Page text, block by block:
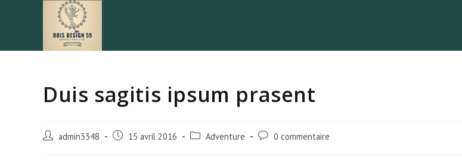
Duis sagitis ipsum prasent
Auteur/autrice
admin3348
Publication
15 avril 2016
Post Adventure
Commentaires
0 commentaire